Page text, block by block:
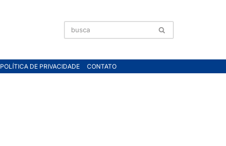
POLÍTICA DE PRIVACIDADE CONTATO